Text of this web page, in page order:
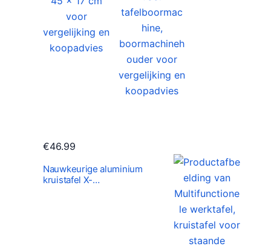
€46.99
Nauwkeurige aluminium
kruistafel X-…